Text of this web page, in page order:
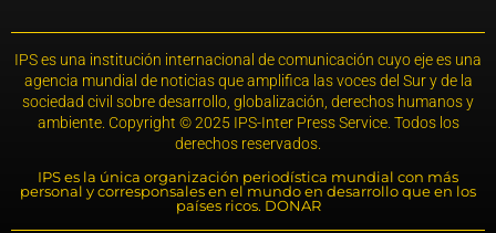
IPS es una institución internacional de comunicación cuyo eje es una
agencia mundial de noticias que amplifica las voces del Sur y de la
sociedad civil sobre desarrollo, globalización, derechos humanos y
ambiente. Copyright © 2025 IPS-Inter Press Service. Todos los
derechos reservados.
IPS es la única organización periodística mundial con más
personal y corresponsales en el mundo en desarrollo que en los
países ricos. DONAR